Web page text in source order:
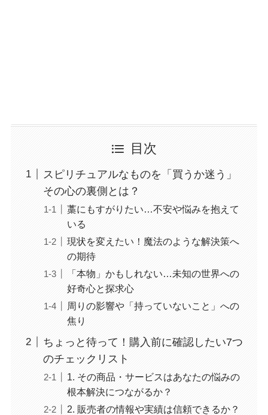
目次
スピリチュアルなものを「買うか迷う」
その心の裏側とは？
藁にもすがりたい…不安や悩みを抱えて
いる
現状を変えたい！魔法のような解決策へ
の期待
「本物」かもしれない…未知の世界への
好奇心と探求心
周りの影響や「持っていないこと」への
焦り
ちょっと待って！購入前に確認したい7つ
のチェックリスト
1. その商品・サービスはあなたの悩みの
根本解決につながるか？
2. 販売者の情報や実績は信頼できるか？